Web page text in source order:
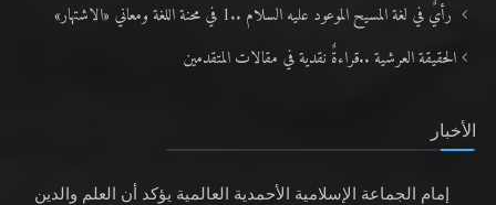
رأيٌ في لغة المسيح الموعود عليه السلام ..1 في محنة اللغة ومعاني «الاشتهار»
الحقيقة العرشية ..قراءةٌ نقدية في مقالات المتقدمين
الأخبار
إمام الجماعة الإسلامية الأحمدية العالمية يؤكد أن العلم والدين